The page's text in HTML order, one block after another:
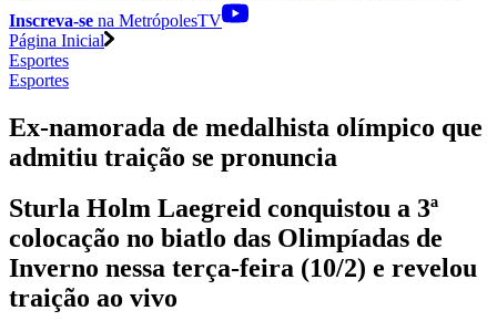
Inscreva-se na MetrópolesTV
Página Inicial
Esportes
Esportes
Ex-namorada de medalhista olímpico que
admitiu traição se pronuncia
Sturla Holm Laegreid conquistou a 3ª
colocação no biatlo das Olimpíadas de
Inverno nessa terça-feira (10/2) e revelou
traição ao vivo